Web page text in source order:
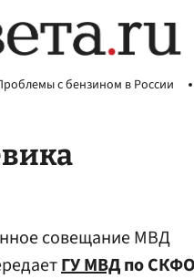
с бензином в России
совещание МВД
ГУ МВДпо СКФО